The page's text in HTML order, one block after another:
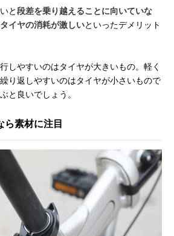
と段差を乗り越えることに向いていな
イヤの消耗が激しいといったデメリット
しやすいのはタイヤが大きいもの。軽く
り返しやすいのはタイヤが小さいもので
と良いでしょう。
素材に注目